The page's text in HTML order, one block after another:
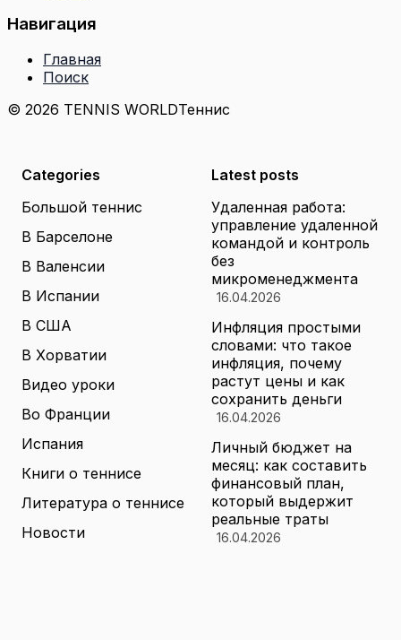
Навигация
Главная
Поиск
© 2026 TENNIS WORLDТеннис
Categories
Большой теннис
В Барселоне
В Валенсии
В Испании
В США
В Хорватии
Видео уроки
Во Франции
Испания
Книги о теннисе
Литература о теннисе
Новости
Latest posts
Удаленная работа:
управление удаленной
командой и контроль
без
микроменеджмента
16.04.2026
Инфляция простыми
словами: что такое
инфляция, почему
растут цены и как
сохранить деньги
16.04.2026
Личный бюджет на
месяц: как составить
финансовый план,
который выдержит
реальные траты
16.04.2026